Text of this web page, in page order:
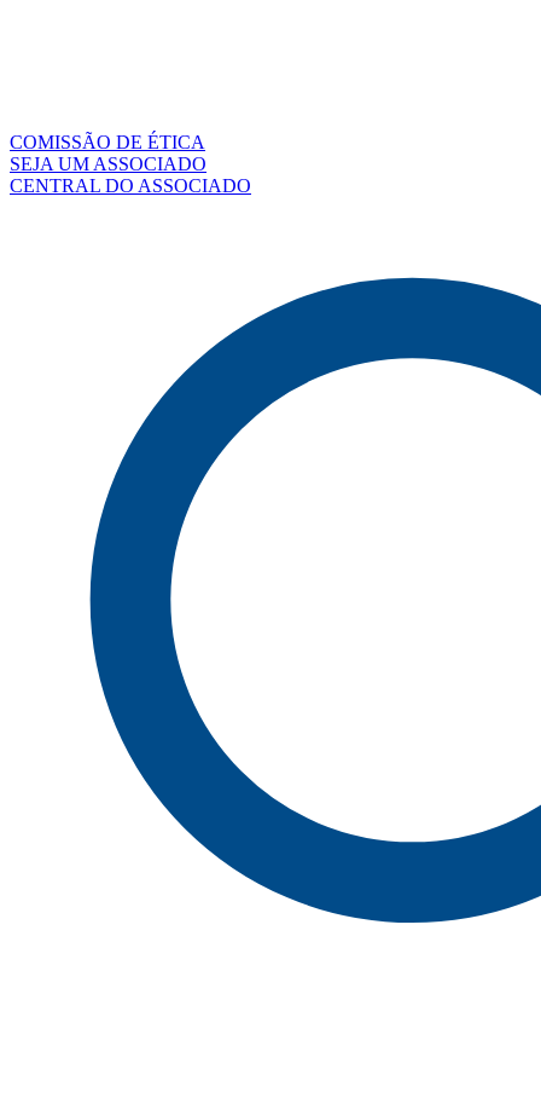
COMISSÃO DE ÉTICA
SEJA UM ASSOCIADO
CENTRAL DO ASSOCIADO